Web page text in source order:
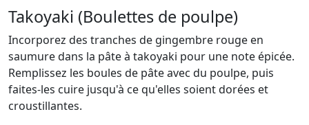
Takoyaki (Boulettes de poulpe)
Incorporez des tranches de gingembre rouge en
saumure dans la pâte à takoyaki pour une note épicée.
Remplissez les boules de pâte avec du poulpe, puis
faites-les cuire jusqu'à ce qu'elles soient dorées et
croustillantes.